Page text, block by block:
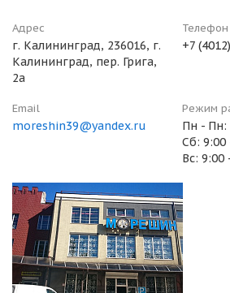
Адрес
г. Калининград, 236016, г.
Калининград, пер. Грига,
2а
Телефон
+7
Email
moreshin39@yandex.ru
Режим
Пн - Пн:
Сб: 9:00
Вс: 9:00